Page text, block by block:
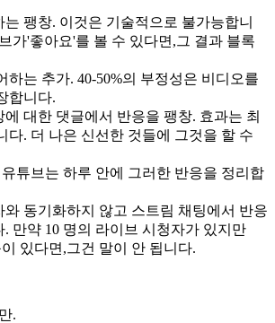
는 팽창. 이것은 기술적으로 불가능합니
가'좋아요'를 볼 수 있다면,그 결과 블록
하는 추가. 40-50%의 부정성은 비디오를
합니다.
에 대한 댓글에서 반응을 팽창. 효과는 최
다. 더 나은 신선한 것들에 그것을 할 수
튜브는 하루 안에 그러한 반응을 정리합
와 동기화하지 않고 스트림 채팅에서 반응
. 만약 10 명의 라이브 시청자가 있지만
있다면,그건 말이 안 됩니다.
.